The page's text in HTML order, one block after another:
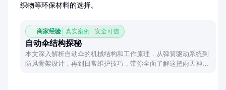
织物等环保材料的选择。
商家经验 真实案例 · 安全可信
自动伞结构探秘
本文深入解析自动伞的机械结构和工作原理，从弹簧驱动系统到
防风骨架设计，再到日常维护技巧，带你全面了解这把雨天神器